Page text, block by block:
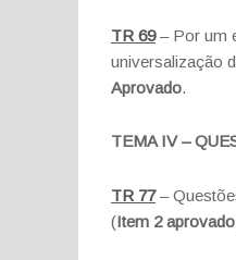
TR 69– Por um
universalização
Aprovado.
TEMA IV –
TR 77–
(Item 2